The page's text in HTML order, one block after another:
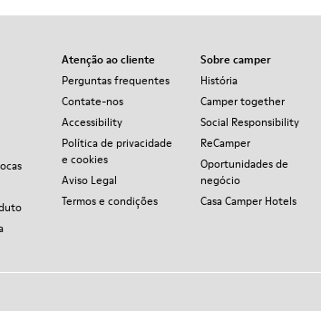
Atenção ao cliente
Perguntas frequentes
Contate-nos
Accessibility
Política de privacidade
e cookies
Aviso Legal
Termos e condições
Sobre camper
História
Camper together
Social Responsibility
ReCamper
Oportunidades de
negócio
Casa Camper Hotels